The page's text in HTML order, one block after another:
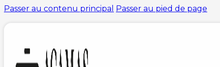
Passer au contenu principal Passer au pied de page